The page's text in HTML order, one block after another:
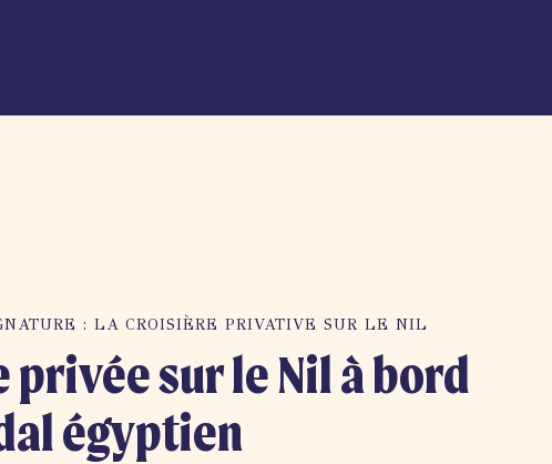
: LA CROISIÈRE PRIVATIVE SUR LE NIL
privée sur le Nil à bord
égyptien